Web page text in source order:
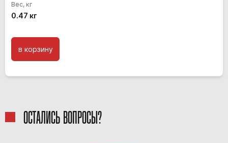
Вес, кг
0.47 кг
в корзину
ОСТАЛИСЬ ВОПРОСЫ?